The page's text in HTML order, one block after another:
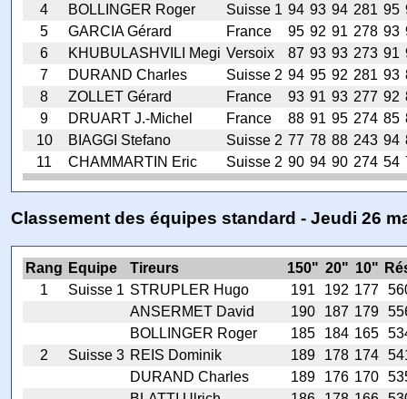
4
BOLLINGER Roger Suisse 1 94 93 94 281 95
5
GARCIA Gérard France 95 92 91 278 93
6
KHUBULASHVILI Megi Versoix 87 93 93 273 91
7
DURAND Charles Suisse 2 94 95 92 281 93
8
ZOLLET Gérard France 93 91 93 277 92
9
DRUART J.-Michel France 88 91 95 274 85
10
BIAGGI Stefano Suisse 2 77 78 88 243 94
11
CHAMMARTIN Eric Suisse 2 90 94 90 274 54
Classement des équipes standard - Jeudi 26
Rang Equipe Tireurs 150" 20" 10"
1
Suisse 1 STRUPLER Hugo 191 192 177
ANSERMET David
190 187 179
BOLLINGER Roger
185 184 165
2
Suisse 3 REIS Dominik 189 178 174
DURAND Charles
189 176 170